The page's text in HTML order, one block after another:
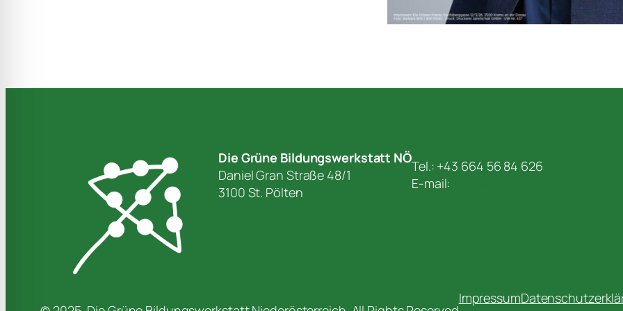
Die Grüne Bildungswerkstatt NÖ
Daniel Gran Straße 48/1
3100 St. Pölten
Tel.: +43 664 56 84 626
E-mail:
Impressum